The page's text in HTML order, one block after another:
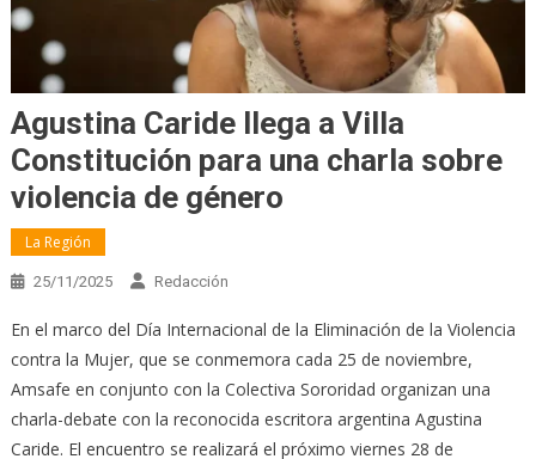
Agustina Caride llega a Villa
Constitución para una charla sobre
violencia de género
La Región
25/11/2025 Redacción
En el marco del Día Internacional de la Eliminación de la Violencia
contra la Mujer, que se conmemora cada 25 de noviembre,
Amsafe en conjunto con la Colectiva Sororidad organizan una
charla-debate con la reconocida escritora argentina Agustina
Caride. El encuentro se realizará el próximo viernes 28 de